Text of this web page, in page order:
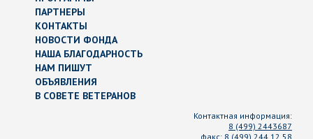
ПАРТНЕРЫ
КОНТАКТЫ
НОВОСТИ ФОНДА
НАША БЛАГОДАРНОСТЬ
НАМ ПИШУТ
ОБЪЯВЛЕНИЯ
В СОВЕТЕ ВЕТЕРАНОВ
Контактная информация:
8 (499) 2443687
факс: 8 (499) 244 12 58